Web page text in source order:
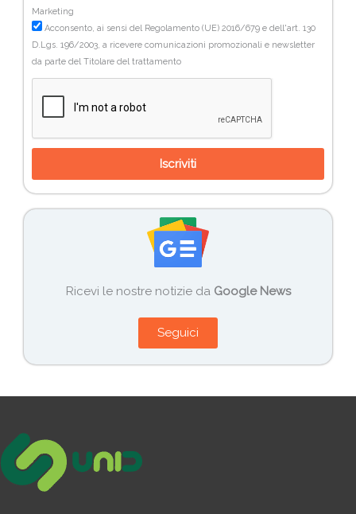
Marketing
Acconsento, ai sensi del Regolamento (UE) 2016/679 e dell'art. 130
D.Lgs. 196/2003, a ricevere comunicazioni promozionali e newsletter
da parte del Titolare del trattamento
Iscriviti
Ricevi le nostre notizie da Google News
Seguici